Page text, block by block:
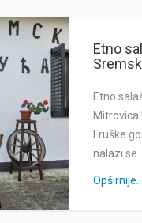
Etno
Etno
Mitrovica
Fruške
nalazi